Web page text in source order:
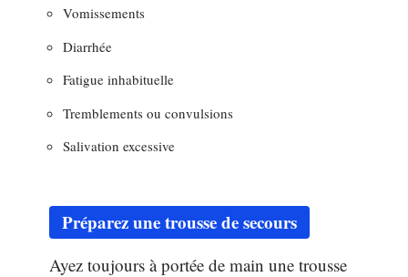
Vomissements
Diarrhée
Fatigue inhabituelle
Tremblements ou convulsions
Salivation excessive
Préparez une trousse de secours
Ayez toujours à portée de main une trousse